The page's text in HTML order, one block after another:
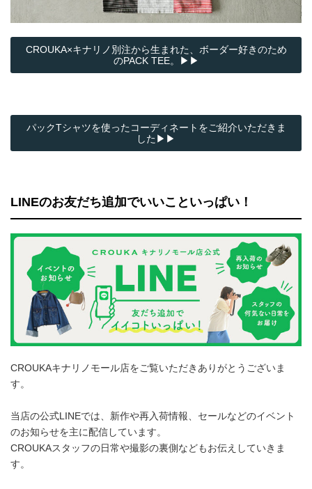
CROUKA×キナリノ別注から生まれた、ボーダー好きのため
のPACK TEE。▶▶
パックTシャツを使ったコーディネートをご紹介いただきま
した▶▶
LINEのお友だち追加でいいこといっぱい！
CROUKAキナリノモール店をご覧いただきありがとうございま
す。
当店の公式LINEでは、新作や再入荷情報、セールなどのイベント
のお知らせを主に配信しています。
CROUKAスタッフの日常や撮影の裏側などもお伝えしていきま
す。